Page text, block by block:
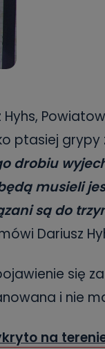
ptasiej grypy
drobiu
musieli
są do
Dariusz
się
i nie
na